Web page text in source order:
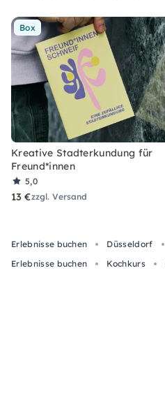
Box
Kreative Stadterkundung für
Freund*innen
5,0
13 €zzgl. Versand
Erlebnisse buchen Düsseldorf
Erlebnisse buchen
Kochkurs